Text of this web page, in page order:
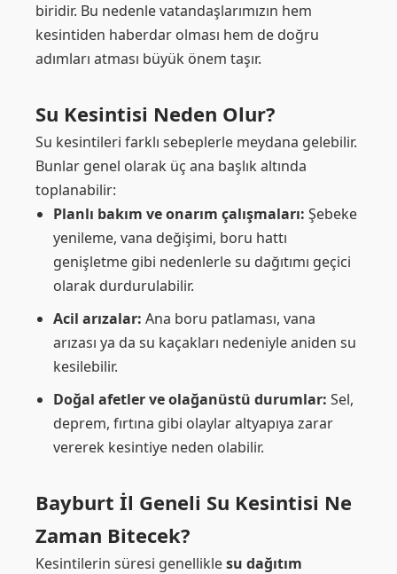
biridir. Bu nedenle vatandaşlarımızın hem
kesintiden haberdar olması hem de doğru
adımları atması büyük önem taşır.
Su Kesintisi Neden Olur?
Su kesintileri farklı sebeplerle meydana gelebilir.
Bunlar genel olarak üç ana başlık altında
toplanabilir:
Planlı bakım ve onarım çalışmaları: Şebeke
yenileme, vana değişimi, boru hattı
genişletme gibi nedenlerle su dağıtımı geçici
olarak durdurulabilir.
Acil arızalar: Ana boru patlaması, vana
arızası ya da su kaçakları nedeniyle aniden su
kesilebilir.
Doğal afetler ve olağanüstü durumlar: Sel,
deprem, fırtına gibi olaylar altyapıya zarar
vererek kesintiye neden olabilir.
Bayburt İl Geneli Su Kesintisi Ne
Zaman Bitecek?
Kesintilerin süresi genelliklesu dağıtım